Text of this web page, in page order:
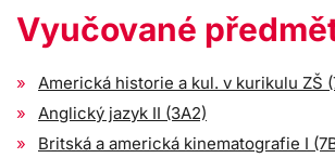
Vyučované
Americká historie a kul. v kurikulu ZŠ
Anglický jazyk II (3A2)
Britská a americká kinematografie I